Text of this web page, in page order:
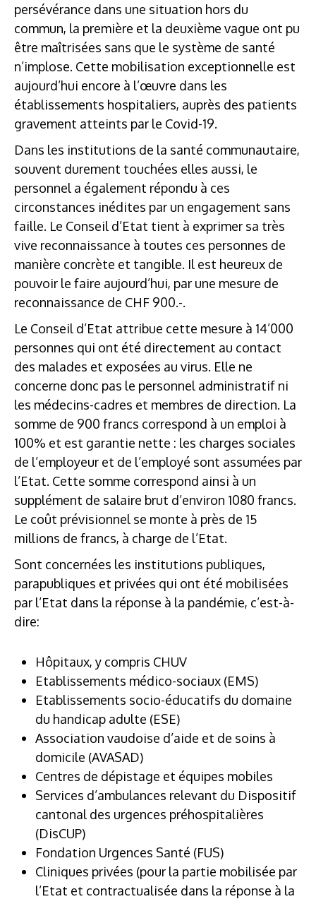
persévérance dans une situation hors du
commun, la première et la deuxième vague ont pu
être maîtrisées sans que le système de santé
n’implose. Cette mobilisation exceptionnelle est
aujourd’hui encore à l’œuvre dans les
établissements hospitaliers, auprès des patients
gravement atteints par le Covid-19.
Dans les institutions de la santé communautaire,
souvent durement touchées elles aussi, le
personnel a également répondu à ces
circonstances inédites par un engagement sans
faille. Le Conseil d’Etat tient à exprimer sa très
vive reconnaissance à toutes ces personnes de
manière concrète et tangible. Il est heureux de
pouvoir le faire aujourd’hui, par une mesure de
reconnaissance de CHF 900.-.
Le Conseil d’Etat attribue cette mesure à 14’000
personnes qui ont été directement au contact
des malades et exposées au virus. Elle ne
concerne donc pas le personnel administratif ni
les médecins-cadres et membres de direction. La
somme de 900 francs correspond à un emploi à
100% et est garantie nette : les charges sociales
de l’employeur et de l’employé sont assumées par
l’Etat. Cette somme correspond ainsi à un
supplément de salaire brut d’environ 1080 francs.
Le coût prévisionnel se monte à près de 15
millions de francs, à charge de l’Etat.
Sont concernées les institutions publiques,
parapubliques et privées qui ont été mobilisées
par l’Etat dans la réponse à la pandémie, c’est-à-
dire:
Hôpitaux, y compris CHUV
Etablissements médico-sociaux (EMS)
Etablissements socio-éducatifs du domaine
du handicap adulte (ESE)
Association vaudoise d’aide et de soins à
domicile (AVASAD)
Centres de dépistage et équipes mobiles
Services d’ambulances relevant du Dispositif
cantonal des urgences préhospitalières
(DisCUP)
Fondation Urgences Santé (FUS)
Cliniques privées (pour la partie mobilisée par
l’Etat et contractualisée dans la réponse à la